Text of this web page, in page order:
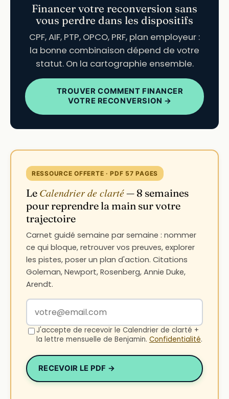
Financer votre reconversion sans
vous perdre dans les dispositifs
CPF, AIF, PTP, OPCO, PRF, plan employeur :
la bonne combinaison dépend de votre
statut. On la cartographie ensemble.
TROUVER COMMENT FINANCER
VOTRE RECONVERSION →
RESSOURCE OFFERTE · PDF 57 PAGES
Le Calendrier de clarté— 8 semaines
pour reprendre la main sur votre
trajectoire
Carnet guidé semaine par semaine : nommer
ce qui bloque, retrouver vos preuves, explorer
les pistes, poser un plan d'action. Citations
Goleman, Newport, Rosenberg, Annie Duke,
Arendt.
Votre adresse email
J'accepte de recevoir le Calendrier de clarté +
la lettre mensuelle de Benjamin. Confidentialité.
RECEVOIR LE PDF →